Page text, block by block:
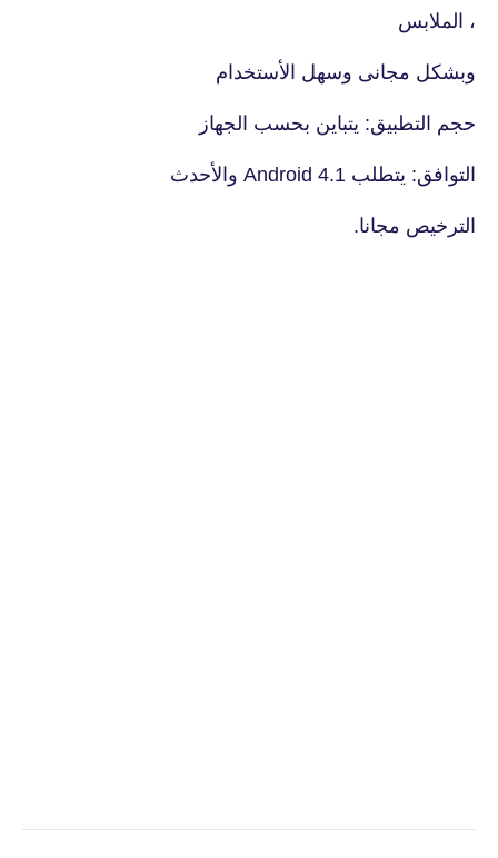
، الملابس
وبشكل مجانى وسهل الأستخدام
حجم التطبيق: يتباين بحسب الجهاز
التوافق: يتطلب Android 4.1 والأحدث
الترخيص مجانا.